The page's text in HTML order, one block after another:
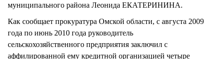
муниципального района Леонида ЕКАТЕРИНИНА.
Как сообщает прокуратура Омской области, с августа 2009
года по июнь 2010 года руководитель
сельскохозяйственного предприятия заключил с
аффилированной ему кредитной организацией четыре